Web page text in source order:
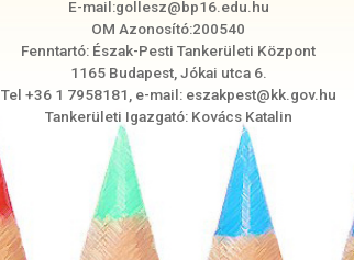
E-mail:gollesz@bp16.edu.hu
OM Azonosító:200540
Fenntartó: Észak-Pesti Tankerületi Központ
1165 Budapest, Jókai utca 6.
Tel +36 1 7958181, e-mail: eszakpest@kk.gov.hu
Tankerületi Igazgató: Kovács Katalin